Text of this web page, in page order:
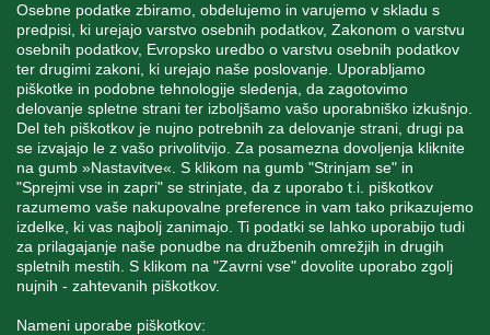
Osebne podatke zbiramo, obdelujemo in varujemo v skladu s
predpisi, ki urejajo varstvo osebnih podatkov, Zakonom o varstvu
osebnih podatkov, Evropsko uredbo o varstvu osebnih podatkov
ter drugimi zakoni, ki urejajo naše poslovanje. Uporabljamo
piškotke in podobne tehnologije sledenja, da zagotovimo
delovanje spletne strani ter izboljšamo vašo uporabniško izkušnjo.
Del teh piškotkov je nujno potrebnih za delovanje strani, drugi pa
se izvajajo le z vašo privolitvijo. Za posamezna dovoljenja kliknite
na gumb »Nastavitve«. S klikom na gumb "Strinjam se" in
"Sprejmi vse in zapri" se strinjate, da z uporabo t.i. piškotkov
razumemo vaše nakupovalne preference in vam tako prikazujemo
izdelke, ki vas najbolj zanimajo. Ti podatki se lahko uporabijo tudi
za prilagajanje naše ponudbe na družbenih omrežjih in drugih
spletnih mestih. S klikom na "Zavrni vse" dovolite uporabo zgolj
nujnih - zahtevanih piškotkov.
Nameni uporabe piškotkov:
MOJ RAČUN
STORITEV ZA STRANKE
SPREMLJAJTE NAS